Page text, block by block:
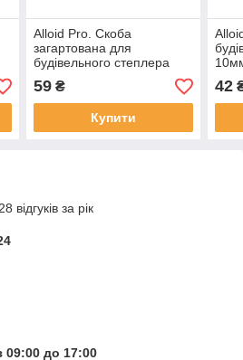
Alloid Pro. Скоба
загартована для
будівельного степлера
(1000 шт.)
59₴
Купити
42
відгуків за рік
09:00 до 17:00